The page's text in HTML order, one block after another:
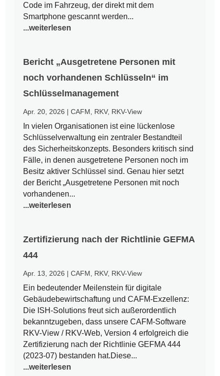
Code im Fahrzeug, der direkt mit dem
Smartphone gescannt werden...
...weiterlesen
Bericht „Ausgetretene Personen mit
noch vorhandenen Schlüsseln“ im
Schlüsselmanagement
Apr. 20, 2026 |CAFM RKV, RKV-View
In vielen Organisationen ist eine lückenlose
Schlüsselverwaltung ein zentraler Bestandteil
des Sicherheitskonzepts. Besonders kritisch sind
Fälle, in denen ausgetretene Personen noch im
Besitz aktiver Schlüssel sind. Genau hier setzt
der Bericht „Ausgetretene Personen mit noch
vorhandenen...
...weiterlesen
Zertifizierung nach der Richtlinie GEFMA
444
Apr. 13, 2026 |CAFM RKV, RKV-View
Ein bedeutender Meilenstein für digitale
Gebäudebewirtschaftung und CAFM-Exzellenz:
Die ISH-Solutions freut sich außerordentlich
bekanntzugeben, dass unsere CAFM-Software
RKV-View / RKV-Web, Version 4 erfolgreich die
Zertifizierung nach der Richtlinie GEFMA 444
(2023-07) bestanden hat.Diese...
...weiterlesen